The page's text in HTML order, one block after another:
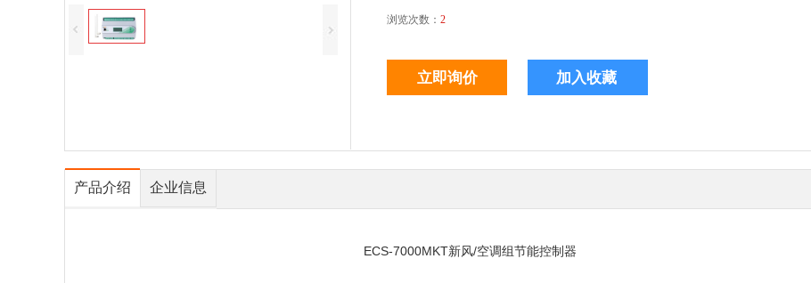
浏览次数： 2
产品介绍 企业信息
ECS-7000MKT新风/空调组节能控制器